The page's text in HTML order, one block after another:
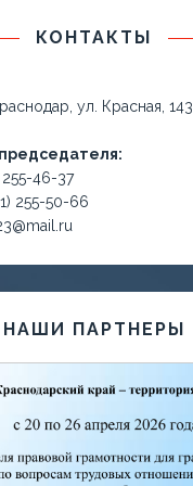
КОНТАКТЫ
ул. Красная, 143
255-46-37
255-50-66
НАШИ ПАРТНЕРЫ